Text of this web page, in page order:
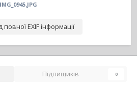
EXIF інформації
Підпищиків 0